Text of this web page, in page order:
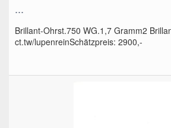
...
Brillant-Ohrst.750 WG.1,7 Gramm2
ct.tw/lupenreinSchätzpreis: 2900,-